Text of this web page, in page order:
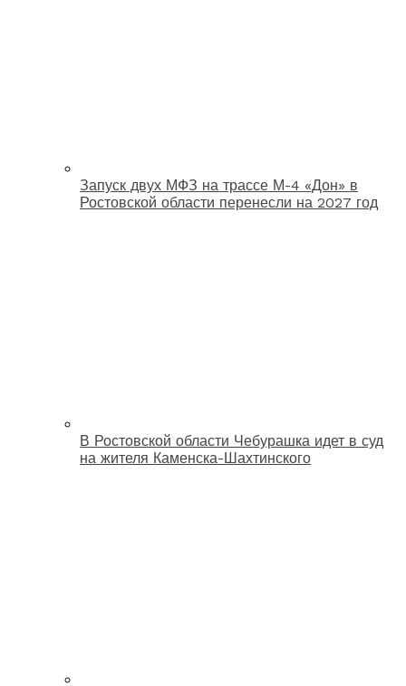
Запуск двух МФЗ на трассе М-4 «Дон» в
Ростовской области перенесли на 2027 год
В Ростовской области Чебурашка идет в суд
на жителя Каменска-Шахтинского